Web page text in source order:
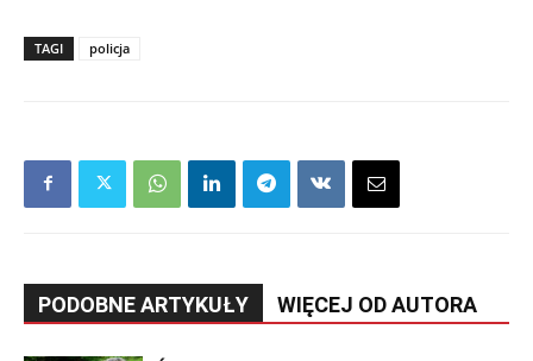
TAGI policja
PODOBNE ARTYKUŁY WIĘCEJ OD AUTORA